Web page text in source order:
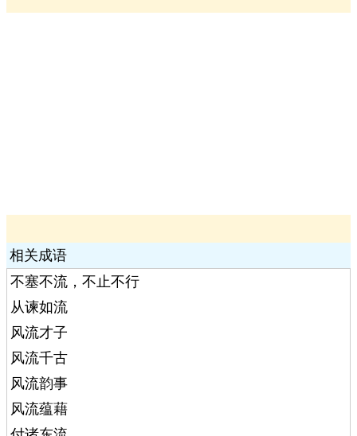
相关成语
不塞不流，不止不行
从谏如流
风流才子
风流千古
风流韵事
风流蕴藉